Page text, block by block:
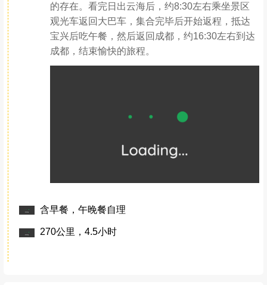
的存在。看完日出云海后，约8:30左右乘坐景区
观光车返回大巴车，集合完毕后开始返程，抵达
宝兴后吃午餐，然后返回成都，约16:30左右到达
成都，结束愉快的旅程。
含早餐，午晚餐自理
270公里，4.5小时